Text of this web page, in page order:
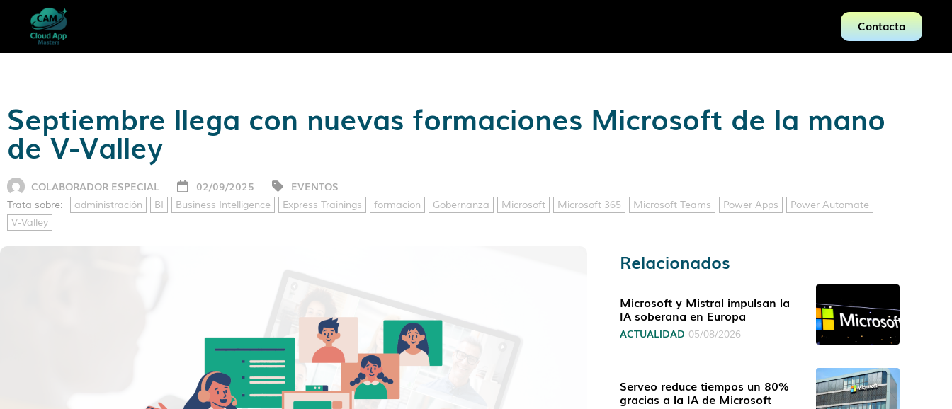
Contacta
Septiembre llega con nuevas formaciones Microsoft de la mano
de V-Valley
COLABORADOR ESPECIAL 02/09/2025 EVENTOS
Trata sobre: administración BI Business Intelligence Express Trainings formacion Gobernanza Microsoft Microsoft 365 Microsoft Teams Power Apps
Power Automate
V-Valley
Relacionados
Microsoft y Mistral impulsan la
IA soberana en Europa
ACTUALIDAD 05/08/2026
Serveo reduce tiempos un 80%
gracias a la IA de Microsoft